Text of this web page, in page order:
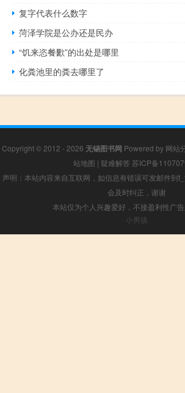
复字代表什么数字
菏泽学院是公办还是民办
“饥来恣餐歠”的出处是哪里
化粪池里的粪去哪里了
Copyright © 2012 - 2026 无锡图书网 Powered by 网站
站地图 | 疑难解答 苏ICP备
声明：本站内容来自互联网，如信息有错误可发邮件到
会及时纠正，谢谢
本站仅为个人兴趣爱好，不接盈利性广
小男孩